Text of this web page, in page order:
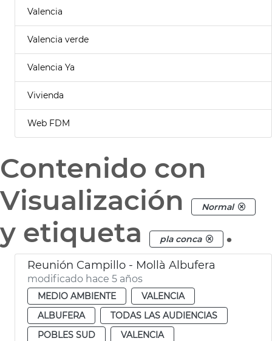
Valencia
Valencia verde
Valencia Ya
Vivienda
Web FDM
Contenido con
Visualización
Normal
y etiqueta pla conca .
Reunión Campillo - Mollà Albufera
modificado hace 5 años
MEDIO AMBIENTE
VALENCIA
ALBUFERA
TODAS LAS AUDIENCIAS
POBLES SUD
VALENCIA